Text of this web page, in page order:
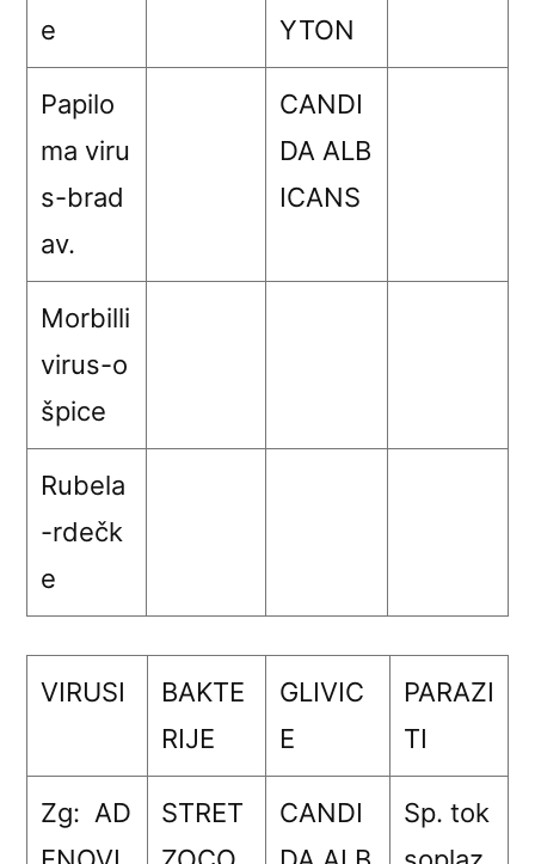
e
YTON
Papilo
ma viru
s-brad
av.
CANDI
DA ALB
ICANS
Morbilli
virus-o
špice
Rubela
-rdečk
e
VIRUSI
BAKTE
RIJE
GLIVIC
E
PARAZI
TI
Zg: AD
STRET
CANDI
Sp. tok